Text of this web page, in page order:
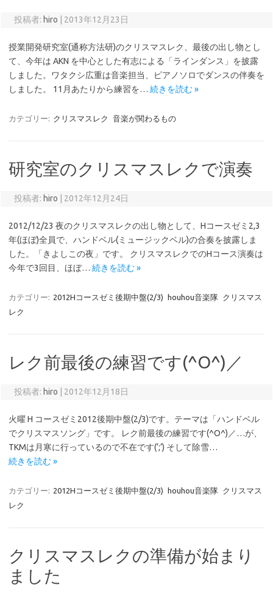
投稿者: hiro 2013年12月23日
授業開発研究室(通称方法研)のクリスマスレク、最後の出し物とし
て、今年は AKN を中心とした有志による「ラインダンス」を披露
しました。ワタクシ広重は音楽担当、ピアノソロでダンスの伴奏を
しました。 11月あたりから練習を… 続きを読む »
カテゴリー: クリスマスレク 音楽が関わるもの
研究室のクリスマスレクで演奏
投稿者: hiro 2012年12月24日
2012/12/23 夜のクリスマスレクの出し物として、Hコースゼミ2,3
年(ほぼ)全員で、ハンドベル(ミュージックベル)の合奏を披露しま
した。「きよしこの夜」です。 クリスマスレクでのHコース演奏は
今年で3回目、ほぼ… 続きを読む »
カテゴリー: 2012Hコースゼミ後期中盤(2/3) houhou音楽隊 クリスマス
レク
レク前最後の練習です(^O^)／
投稿者: hiro 2012年12月18日
火曜 H コースゼミ2012後期中盤(2/3)です。テーマは「ハンドベル
でクリスマスソング」です。 レク前最後の練習です(^O^)／…が、
TKMは月寒に行っているので不在です(‘;’) そして除雪…
続きを読む »
カテゴリー: 2012Hコースゼミ後期中盤(2/3) houhou音楽隊 クリスマス
レク
クリスマスレクの準備が始まり
ました